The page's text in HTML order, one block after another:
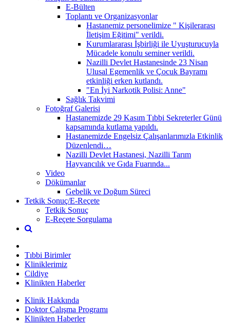
E-Bülten
Toplantı ve Organizasyonlar
Hastanemiz personelimize " Kişilerarası
İletişim Eğitimi" verildi.
Kurumlararası İşbirliği ile Uyuşturucuyla
Mücadele konulu seminer verildi.
Nazilli Devlet Hastanesinde 23 Nisan
Ulusal Egemenlik ve Çocuk Bayramı
etkinliği erken kutlandı.
"En İyi Narkotik Polisi: Anne"
Sağlık Takvimi
Fotoğraf Galerisi
Hastanemizde 29 Kasım Tıbbi Sekreterler Günü
kapsamında kutlama yapıldı.
Hastanemizde Engelsiz Çalışanlarımızla Etkinlik
Düzenlendi…
Nazilli Devlet Hastanesi, Nazilli Tarım
Hayvancılık ve Gıda Fuarında...
Video
Dökümanlar
Gebelik ve Doğum Süreci
Tetkik Sonuç/E-Reçete
Tetkik Sonuç
E-Reçete Sorgulama
Tıbbi Birimler
Kliniklerimiz
Cildiye
Klinikten Haberler
Klinik Hakkında
Doktor Çalışma Programı
Klinikten Haberler